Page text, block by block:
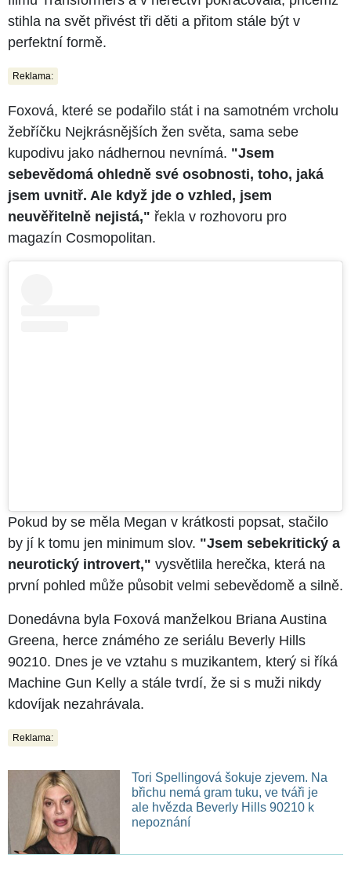
stihla na svět přivést tři děti a přitom stále být v
perfektní formě.
Reklama:
Foxová, které se podařilo stát i na samotném vrcholu
žebříčku Nejkrásnějších žen světa, sama sebe
kupodivu jako nádhernou nevnímá. "Jsem
sebevědomá ohledně své osobnosti, toho, jaká
jsem uvnitř. Ale když jde o vzhled, jsem
neuvěřitelně nejistá," řekla v rozhovoru pro
magazín Cosmopolitan.
Pokud by se měla Megan v krátkosti popsat, stačilo
by jí k tomu jen minimum slov. "Jsem sebekritický a
neurotický introvert," vysvětlila herečka, která na
první pohled může působit velmi sebevědomě a silně.
Donedávna byla Foxová manželkou Briana Austina
Greena, herce známého ze seriálu Beverly Hills
90210. Dnes je ve vztahu s muzikantem, který si říká
Machine Gun Kelly a stále tvrdí, že si s muži nikdy
kdovíjak nezahrávala.
Reklama:
Tori Spellingová šokuje zjevem. Na
břichu nemá gram tuku, ve tváři je
ale hvězda Beverly Hills 90210 k
nepoznání